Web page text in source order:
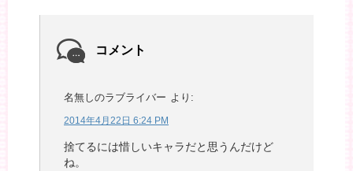
コメント
名無しのラブライバー より:
2014年4月22日 6:24 PM
捨てるには惜しいキャラだと思うんだけど
ね。